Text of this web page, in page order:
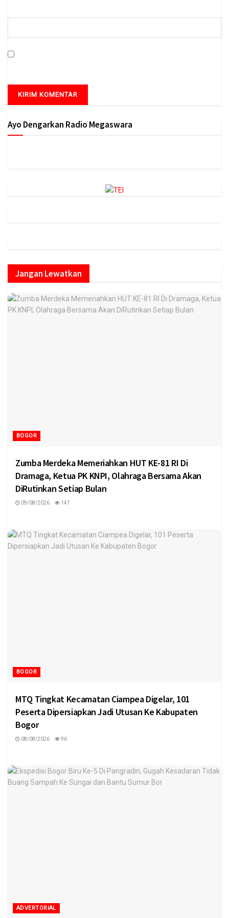
Ayo Dengarkan Radio Megaswara
Jangan Lewatkan
BOGOR
Zumba Merdeka Memeriahkan HUT KE-81 RI Di
Dramaga, Ketua PK KNPI, Olahraga Bersama Akan
DiRutinkan Setiap Bulan
09/08/2026 147
BOGOR
MTQ Tingkat Kecamatan Ciampea Digelar, 101
Peserta Dipersiapkan Jadi Utusan Ke Kabupaten
Bogor
08/08/2026 96
ADVERTORIAL